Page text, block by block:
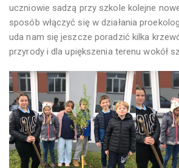
uczniowie sadzą przy szkole kolejne
sposób włączyć się w działania
uda nam się jeszcze poradzić kilka
przyrody i dla upiększenia terenu wokół